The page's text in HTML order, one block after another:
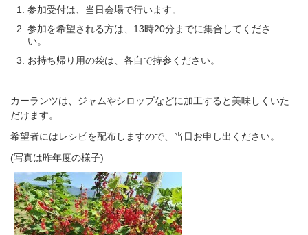
参加受付は、当日会場で行います。
参加を希望される方は、13時20分までに集合してくださ
い。
お持ち帰り用の袋は、各自で持参ください。
カーランツは、ジャムやシロップなどに加工すると美味しくいた
だけます。
希望者にはレシピを配布しますので、当日お申し出ください。
(写真は昨年度の様子)